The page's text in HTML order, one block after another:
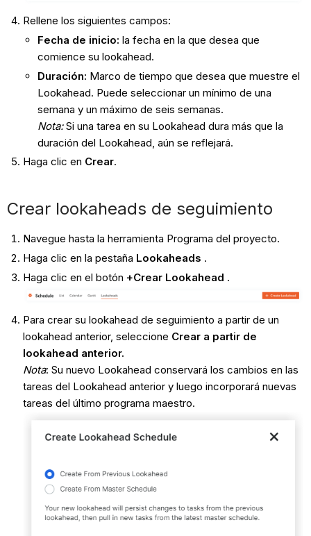
Rellene los siguientes campos:
Fecha de inicio: la fecha en la que desea que
comience su lookahead.
Duración: Marco de tiempo que desea que muestre el
Lookahead. Puede seleccionar un mínimo de una
semana y un máximo de seis semanas.
Nota:Si una tarea en su Lookahead dura más que la
duración del Lookahead, aún se reflejará.
Haga clic en Crear.
Crear lookaheads de seguimiento
Navegue hasta la herramienta Programa del proyecto.
Haga clic en la pestaña Lookaheads .
Haga clic en el botón +Crear Lookahead .
Para crear su lookahead de seguimiento a partir de un
lookahead anterior, seleccione Crear a partir de
lookahead anterior.
Nota: Su nuevo Lookahead conservará los cambios en las
tareas del Lookahead anterior y luego incorporará nuevas
tareas del último programa maestro.